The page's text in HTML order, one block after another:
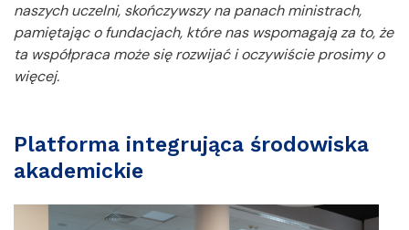
naszych uczelni, skończywszy na panach ministrach,
pamiętając o fundacjach, które nas wspomagają za to, że
ta współpraca może się rozwijać i oczywiście prosimy o
więcej.
Platforma integrująca środowiska
akademickie